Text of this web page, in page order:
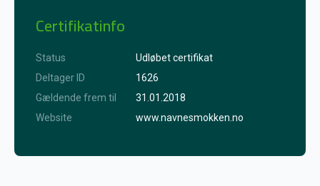
Certifikatinfo
Status
Udløbet certifikat
Deltager ID
1626
Gældende frem til
31.01.2018
Website
www.navnesmokken.no